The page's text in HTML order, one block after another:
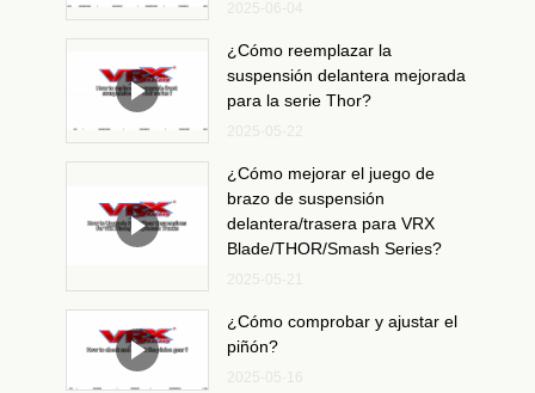
¿Cómo reemplazar la
suspensión delantera mejorada
para la serie Thor?
¿Cómo mejorar el juego de
brazo de suspensión
delantera/trasera para VRX
Blade/THOR/Smash Series?
¿Cómo comprobar y ajustar el
piñón?